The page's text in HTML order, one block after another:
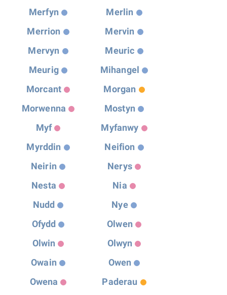
Merfyn
Merlin
Merrion
Mervin
Mervyn
Meuric
Meurig
Mihangel
Morcant
Morgan
Morwenna
Mostyn
Myf
Myfanwy
Myrddin
Neifion
Neirin
Nerys
Nesta
Nia
Nudd
Nye
Ofydd
Olwen
Olwin
Olwyn
Owain
Owen
Owena
Paderau